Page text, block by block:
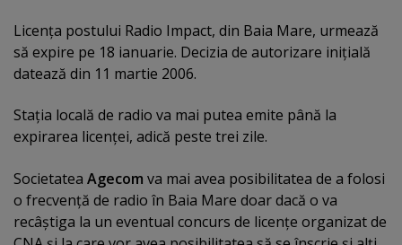
Licenţa postului Radio Impact, din Baia Mare, urmează
să expire pe 18 ianuarie. Decizia de autorizare iniţială
datează din 11 martie 2006.
Staţia locală de radio va mai putea emite până la
expirarea licenţei, adică peste trei zile.
Societatea Agecom va mai avea posibilitatea de a folosi
o frecvenţă de radio în Baia Mare doar dacă o va
recâştiga la un eventual concurs de licenţe organizat de